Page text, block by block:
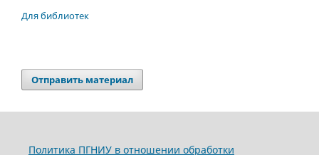
Для библиотек
Отправить материал
Политика ПГНИУ в отношении обработки